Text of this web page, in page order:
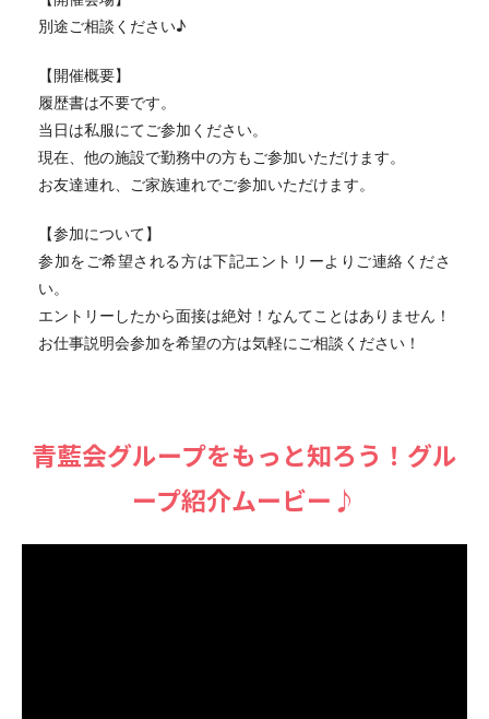
別途ご相談ください♪
【開催概要】
履歴書は不要です。
当日は私服にてご参加ください。
現在、他の施設で勤務中の方もご参加いただけます。
お友達連れ、ご家族連れでご参加いただけます。
【参加について】
参加をご希望される方は下記エントリーよりご連絡くださ
い。
エントリーしたから面接は絶対！なんてことはありません！
お仕事説明会参加を希望の方は気軽にご相談ください！
⻘藍会グループをもっと知ろう！グル
ープ紹介ムービー♪